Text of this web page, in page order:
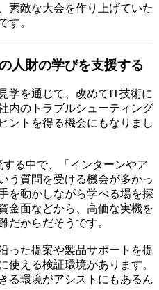
素敵な大会を作り上げていた
す。
人財の学びを支援する
学を通じて、改めてIT技術に
内のトラブルシューティング
ントを得る機会にもなりまし
る中で、「インターンやア
う質問を受ける機会が多かっ
を動かしながら学べる場を探
金面などから、高価な実機を
だからだそうです。
った提案や製品サポートを提
使える検証環境があります。
る環境がアシストにもあるん